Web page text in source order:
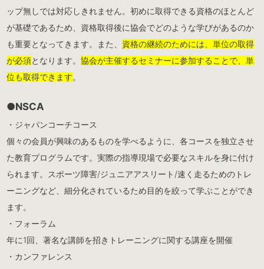
ップ無しでは対応しきれません。初めに取得できる資格のほとんど
が基礎であるため、資格取得後に協会でどのような学びがあるのか
も重要となってきます。また、 資格の継続のためには、単位の取得
が必須となります。 協会が主催するセミナーに参加することで、単
位も取得できます。
●NSCA
・ジャパンコーチコース
個々の会員が興味のあるものを学べるように、各コースを独立させ
た教育プログラムです。実際の指導現場で必要なスキルを身に付け
られます。スポーツ障害/ジュニアアスリート/速く走るためのトレ
ーニングなど、細分化されているため目的を絞って学ぶことができ
ます。
・フォーラム
年に1回、著名な講師を招きトレーニングに関する講座を開催
・カンファレンス